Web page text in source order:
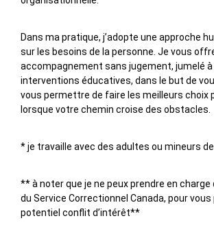
Dans ma pratique, j’adopte une approche
sur les besoins de la personne. Je vous
accompagnement sans jugement, jumelé à
interventions éducatives, dans le but de
vous permettre de faire les meilleurs choix
lorsque votre chemin croise des obstacles.
* je travaille avec des adultes ou mineurs
** à noter que je ne peux prendre en charge
du Service Correctionnel Canada, pour vous
potentiel conflit d’intérêt**